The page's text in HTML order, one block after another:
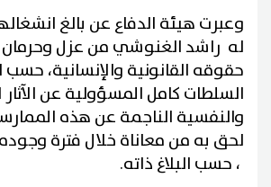
وعبرت هيئة الدفاع عن بالغ
له راشد الغنوشي من عزل
حقوقه القانونية والإنسانية، حسب
السلطات كامل المسؤولية عن
والنفسية الناجمة عن هذه
لحق به من معاناة خلال فترة
، حسب البلاغ ذاته.